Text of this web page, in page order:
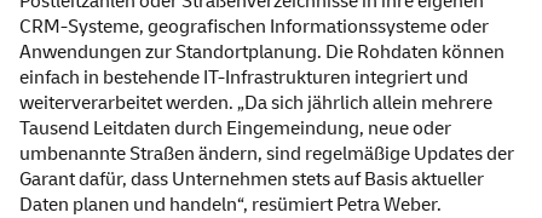
CRM-Systeme, geografischen Informationssysteme oder
Anwendungen zur Standortplanung. Die Rohdaten können
einfach in bestehende IT-Infrastrukturen integriert und
weiterverarbeitet werden. „Da sich jährlich allein mehrere
Tausend Leitdaten durch Eingemeindung, neue oder
umbenannte Straßen ändern, sind regelmäßige Updates der
Garant dafür, dass Unternehmen stets auf Basis aktueller
Daten planen und handeln“, resümiert Petra Weber.